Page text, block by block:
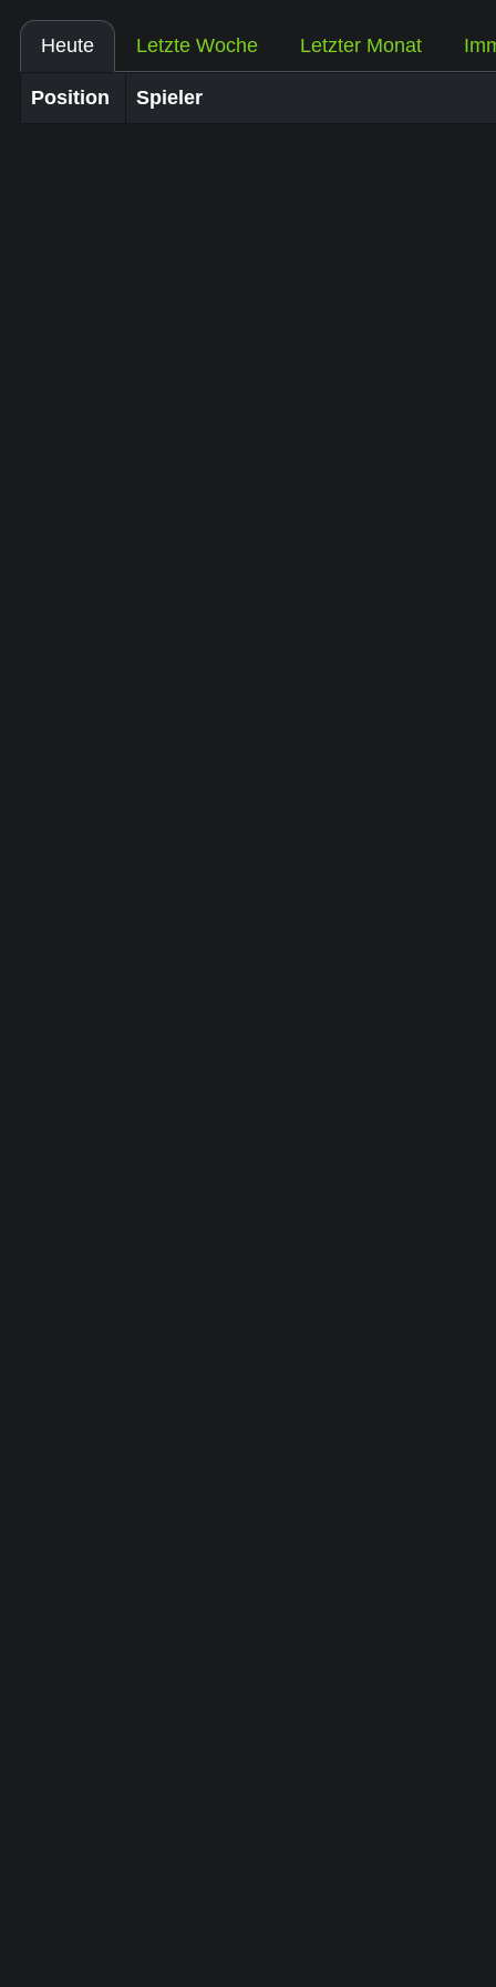
Heute Letzte Woche Letzter Monat
Position Spieler